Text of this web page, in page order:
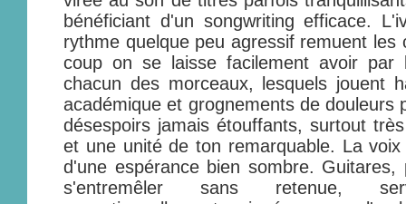
bénéficiant d'un songwriting efficace.
rythme quelque peu agressif remuent les
coup on se laisse facilement avoir par
chacun des morceaux, lesquels jouent
académique et grognements de douleurs
désespoirs jamais étouffants, surtout
et une unité de ton remarquable. La
d'une espérance bien sombre.
s'entremêler sans retenue,